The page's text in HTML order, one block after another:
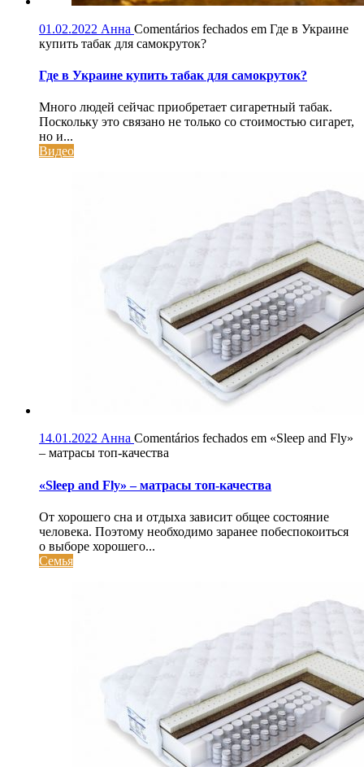
01.02.2022 Анна Comentários fechados em Где в Украине
купить табак для самокруток?
Где в Украине купить табак для самокруток?
Много людей сейчас приобретает сигаретный табак.
Поскольку это связано не только со стоимостью сигарет,
но и...
Видео
14.01.2022 Анна Comentários fechados em «Sleep and Fly»
– матрасы топ-качества
«Sleep and Fly» – матрасы топ-качества
От хорошего сна и отдыха зависит общее состояние
человека. Поэтому необходимо заранее побеспокоиться
о выборе хорошего...
Семья